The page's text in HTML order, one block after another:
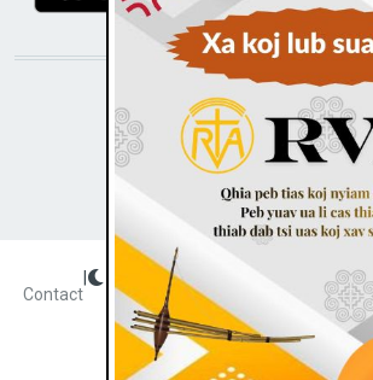
STAY CONNECTED WITH US!
Radio Veritas Asia © 2023
Contact
Dark theme